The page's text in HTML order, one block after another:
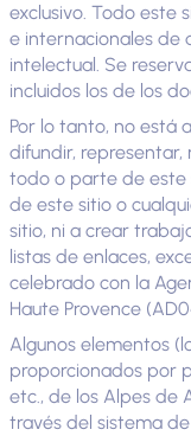
exclusivo. Todo este
e internacionales de
intelectual. Se
incluidos los de los
Por lo tanto, no está
difundir, representar,
todo o parte de este
de este sitio o
sitio, ni a crear
listas de enlaces,
celebrado con la
Haute Provence
Algunos elementos
proporcionados por
etc., de los Alpes de
través del sistema